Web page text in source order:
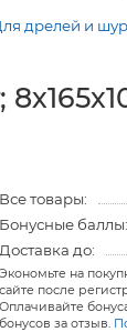
дрелей и
Все товары:
Бонусные баллы:
Доставка до:
Экономьте на
сайте после
Оплачивайте
бонусов за отзыв.